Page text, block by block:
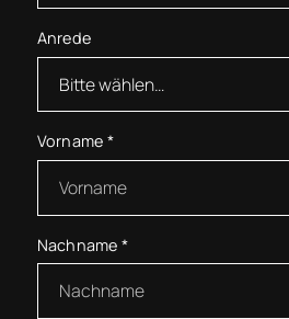
Anrede
Vorname *
Nachname *